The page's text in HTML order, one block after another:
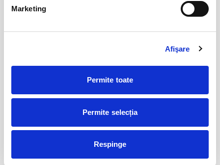
Marketing
Afişare
Permite toate
Permite selecția
Respinge
aug
sept
Deschiderea Stagiunii - Filarmonica Pitesti 17